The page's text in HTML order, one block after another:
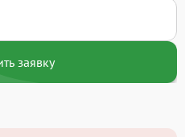
заявку